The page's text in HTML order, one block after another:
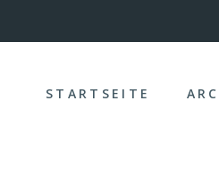
STARTSEITE